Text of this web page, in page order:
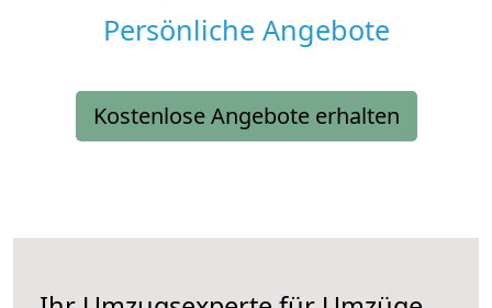
Persönliche Angebote
Kostenlose Angebote erhalten